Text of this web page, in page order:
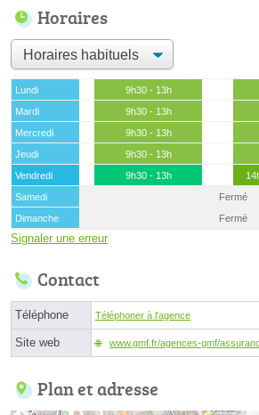
Horaires
Lundi 9h30 - 13h
Mardi
9h30 - 13h
Mercredi
9h30 - 13h
Jeudi
9h30 - 13h
Vendredi
9h30 - 13h
Samedi
Fermé
Dimanche
Fermé
Signaler une erreur
Contact
Téléphone Téléphoner à l'agence
Site web www.gmf.fr/agences-gmf/
Plan et adresse